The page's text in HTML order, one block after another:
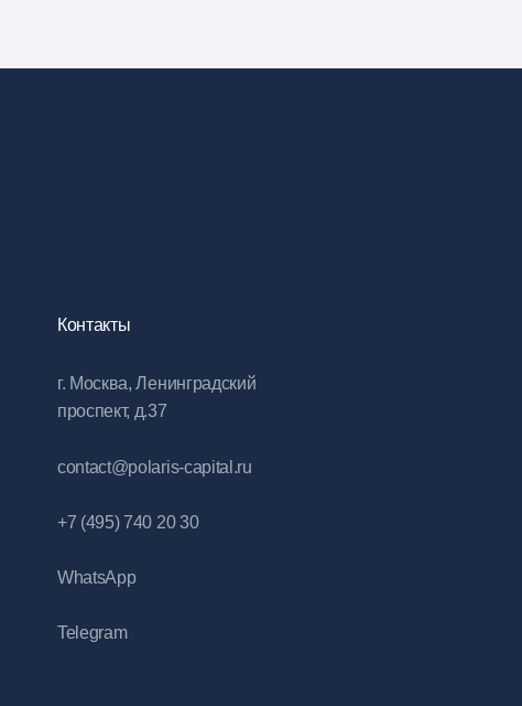
Telegram
WhatsApp
+7 (495) 740 20 30
contact@polaris-capital.ru
г. Москва, Ленинградский
проспект, д.37
Контакты